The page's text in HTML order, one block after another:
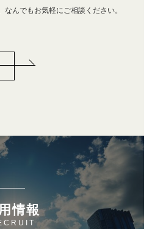
んでもお気軽にご相談ください。
情報